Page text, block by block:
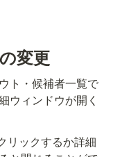
変更
ト・候補者一覧で
ウィンドウが開く
リックするか詳細